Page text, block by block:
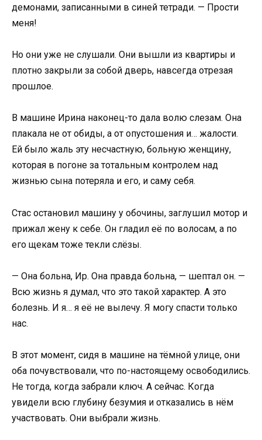
демонами, записанными в синей тетради. — Прости
меня!
Но они уже не слушали. Они вышли из квартиры и
плотно закрыли за собой дверь, навсегда отрезая
прошлое.
В машине Ирина наконец-то дала волю слезам. Она
плакала не от обиды, а от опустошения и… жалости.
Ей было жаль эту несчастную, больную женщину,
которая в погоне за тотальным контролем над
жизнью сына потеряла и его, и саму себя.
Стас остановил машину у обочины, заглушил мотор и
прижал жену к себе. Он гладил её по волосам, а по
его щекам тоже текли слёзы.
— Она больна, Ир. Она правда больна, — шептал он. —
Всю жизнь я думал, что это такой характер. А это
болезнь. И я… я её не вылечу. Я могу спасти только
нас.
В этот момент, сидя в машине на тёмной улице, они
оба почувствовали, что по-настоящему освободились.
Не тогда, когда забрали ключ. А сейчас. Когда
увидели всю глубину безумия и отказались в нём
участвовать. Они выбрали жизнь.